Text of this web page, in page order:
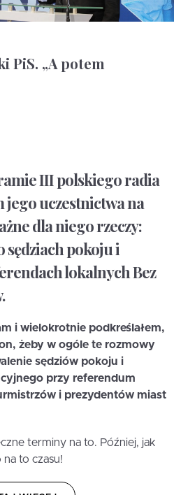
PiS. „A potem
III polskiego radia
uczestnictwa na
dla niego rzeczy:
sędziach pokoju i
lokalnych Bez
i wielokrotnie podkreślałem,
żeby w ogóle te rozmowy
sędziów pokoju i
przy referendum
i prezydentów miast
terminy na to. Później, jak
to czasu!